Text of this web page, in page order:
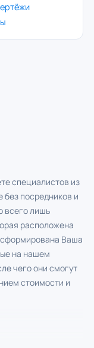
специалистов из
без посредников и
всего лишь
расположена
сформирована Ваша
на нашем
чего они смогут
стоимости и